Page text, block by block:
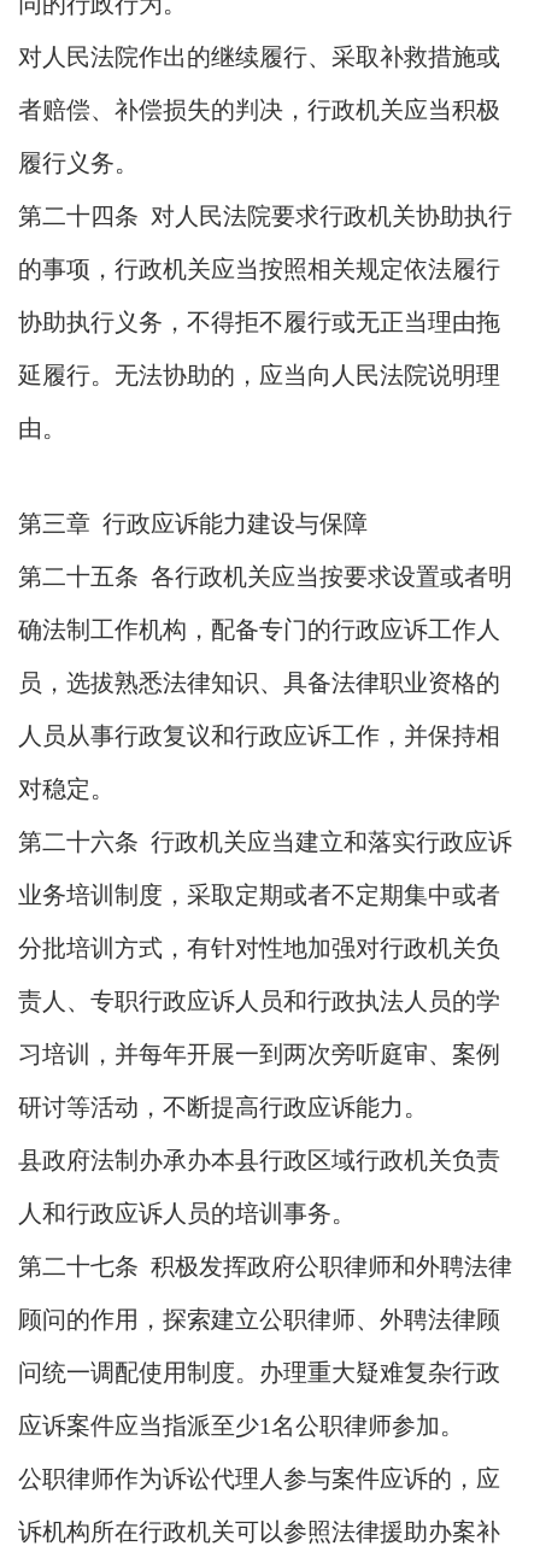
对人民法院作出的继续履行、采取补救措施或
者赔偿、补偿损失的判决，行政机关应当积极
履行义务。
第二十四条 对人民法院要求行政机关协助执行
的事项，行政机关应当按照相关规定依法履行
协助执行义务，不得拒不履行或无正当理由拖
延履行。无法协助的，应当向人民法院说明理
由。
第三章 行政应诉能力建设与保障
第二十五条 各行政机关应当按要求设置或者明
确法制工作机构，配备专门的行政应诉工作人
员，选拔熟悉法律知识、具备法律职业资格的
人员从事行政复议和行政应诉工作，并保持相
对稳定。
第二十六条 行政机关应当建立和落实行政应诉
业务培训制度，采取定期或者不定期集中或者
分批培训方式，有针对性地加强对行政机关负
责人、专职行政应诉人员和行政执法人员的学
习培训，并每年开展一到两次旁听庭审、案例
研讨等活动，不断提高行政应诉能力。
县政府法制办承办本县行政区域行政机关负责
人和行政应诉人员的培训事务。
第二十七条 积极发挥政府公职律师和外聘法律
顾问的作用，探索建立公职律师、外聘法律顾
问统一调配使用制度。办理重大疑难复杂行政
应诉案件应当指派至少1名公职律师参加。
公职律师作为诉讼代理人参与案件应诉的，应
诉机构所在行政机关可以参照法律援助办案补